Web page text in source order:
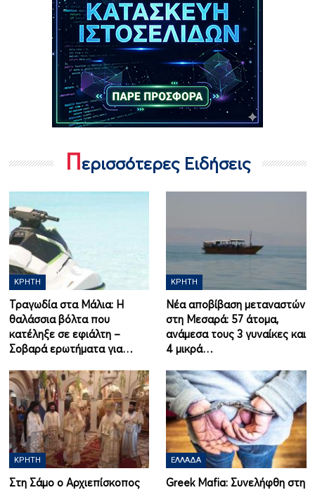
Περισσότερες Ειδήσεις
ΚΡΉΤΗ
Τραγωδία στα Μάλια: Η
θαλάσσια βόλτα που
κατέληξε σε εφιάλτη –
Σοβαρά ερωτήματα για…
ΚΡΉΤΗ
Νέα αποβίβαση μεταναστών
στη Μεσαρά: 57 άτομα,
ανάμεσα τους 3 γυναίκες και
4 μικρά…
ΚΡΉΤΗ
Στη Σάμο ο Αρχιεπίσκοπος
ΕΛΛΆΔΑ
Greek Mafia: Συνελήφθη στη